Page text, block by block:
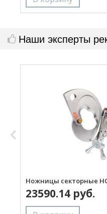
Наши эксперты
Ножницы секторные
23590.14 руб.